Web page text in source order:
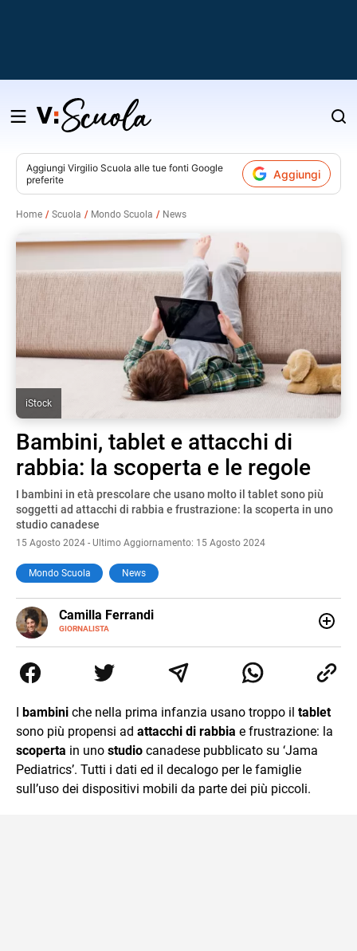
Salta
contenuto
Aggiungi Virgilio Scuola alle tue fonti Google
preferite
Aggiungi
Home Scuola Mondo Scuola News
iStock
Bambini, tablet e attacchi di
rabbia: la scoperta e le regole
I bambini in età prescolare che usano molto il tablet sono più
soggetti ad attacchi di rabbia e frustrazione: la scoperta in uno
studio canadese
15 Agosto 2024 - Ultimo Aggiornamento: 15 Agosto 2024
Mondo Scuola News
Camilla Ferrandi
GIORNALISTA
E-
MAIL
LINKEDIN
di trasformare la passione per la scrittura in un lavoro, e
da lì non mi sono più fermata. L’attualità è il mio pane
mente.
I bambini che nella prima infanzia usano troppo il tablet
sono più propensi ad attacchi di rabbia e frustrazione: la
scoperta in uno studio canadese pubblicato su ‘Jama
Pediatrics’. Tutti i dati ed il decalogo per le famiglie
sull’uso dei dispositivi mobili da parte dei più piccoli.